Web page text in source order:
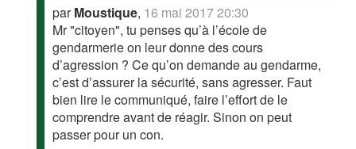
parMoustique, 16 mai 2017 20:30
Mr "citoyen", tu penses qu’à l’école de
gendarmerie on leur donne des cours
d’agression ? Ce qu’on demande au gendarme,
c’est d’assurer la sécurité, sans agresser. Faut
bien lire le communiqué, faire l’effort de le
comprendre avant de réagir. Sinon on peut
passer pour un con.